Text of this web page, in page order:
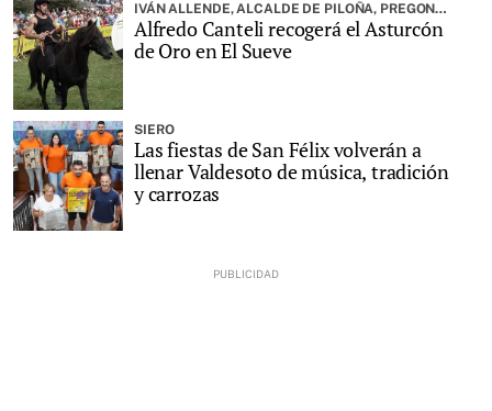
IVÁN ALLENDE, ALCALDE DE PILOÑA, PREGONARÁ LA FIESTA
Alfredo Canteli recogerá el Asturcón
de Oro en El Sueve
SIERO
Las fiestas de San Félix volverán a
llenar Valdesoto de música, tradición
y carrozas